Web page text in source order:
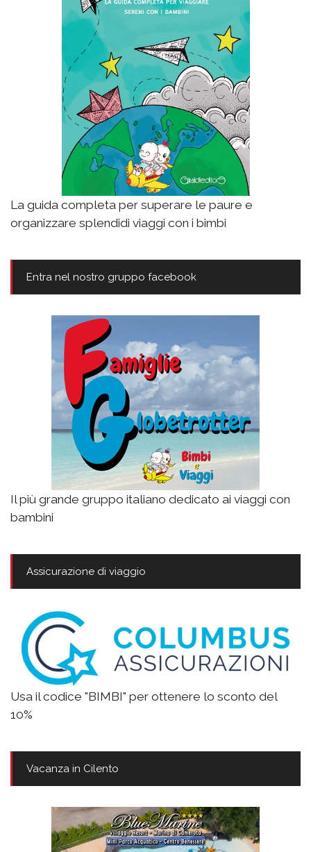
La guida completa per superare le paure e
organizzare splendidi viaggi con i bimbi
Entra nel nostro gruppo facebook
Il più grande gruppo italiano dedicato ai viaggi con
bambini
Assicurazione di viaggio
Usa il codice "BIMBI" per ottenere lo sconto del
10%
Vacanza in Cilento